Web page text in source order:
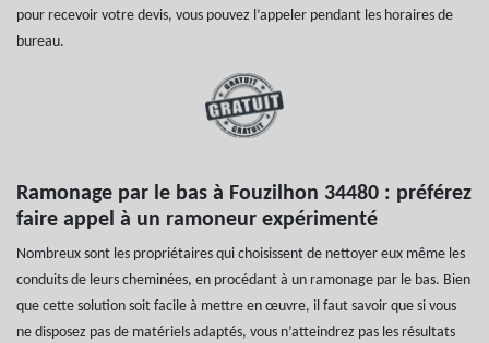
pour recevoir votre devis, vous pouvez l’appeler pendant les horaires de
bureau.
Ramonage par le bas à Fouzilhon 34480 : préférez
faire appel à un ramoneur expérimenté
Nombreux sont les propriétaires qui choisissent de nettoyer eux même les
conduits de leurs cheminées, en procédant à un ramonage par le bas. Bien
que cette solution soit facile à mettre en œuvre, il faut savoir que si vous
ne disposez pas de matériels adaptés, vous n’atteindrez pas les résultats